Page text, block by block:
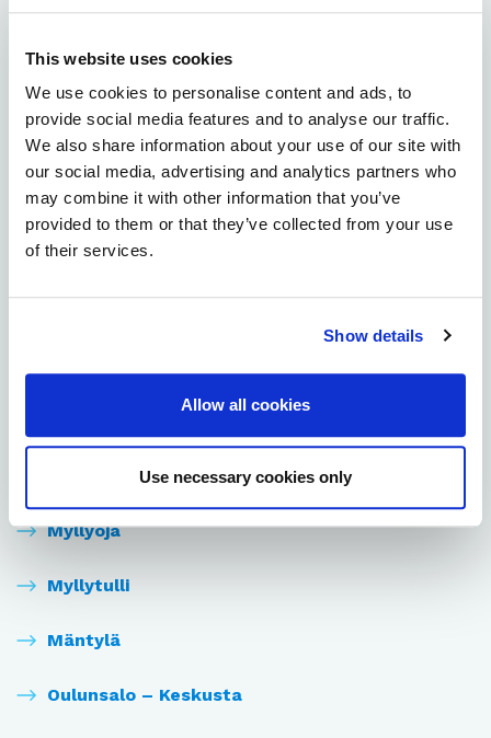
This website uses cookies
We use cookies to personalise content and ads, to
provide social media features and to analyse our traffic.
We also share information about your use of our site with
our social media, advertising and analytics partners who
may combine it with other information that you’ve
provided to them or that they’ve collected from your use
of their services.
Show details
Allow all cookies
Use necessary cookies only
Knuutilankangas
Koskela
Kuivasjärvi
Kuivasranta
Myllyoja
Myllytulli
Mäntylä
Oulunsalo – Keskusta